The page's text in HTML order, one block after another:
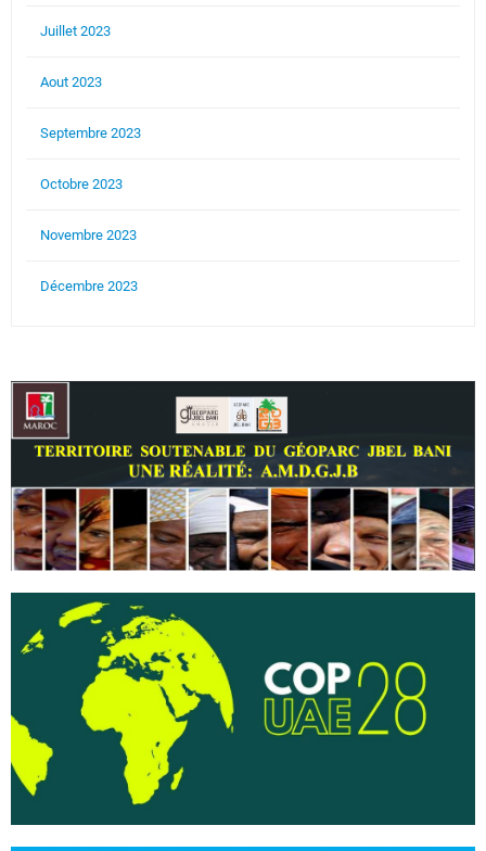
Juillet 2023
Aout 2023
Septembre 2023
Octobre 2023
Novembre 2023
Décembre 2023